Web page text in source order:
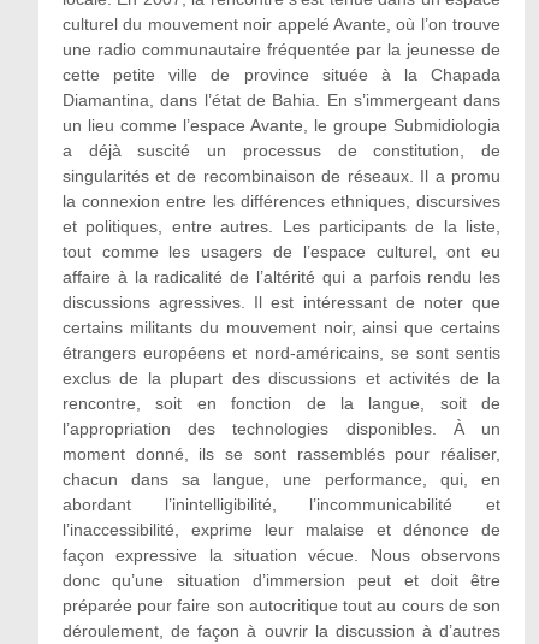
culturel du mouvement noir appelé Avante, où l’on trouve
une radio communautaire fréquentée par la jeunesse de
cette petite ville de province située à la Chapada
Diamantina, dans l’état de Bahia. En s’immergeant dans
un lieu comme l’espace Avante, le groupe Submidiologia
a déjà suscité un processus de constitution, de
singularités et de recombinaison de réseaux. Il a promu
la connexion entre les différences ethniques, discursives
et politiques, entre autres. Les participants de la liste,
tout comme les usagers de l’espace culturel, ont eu
affaire à la radicalité de l’altérité qui a parfois rendu les
discussions agressives. Il est intéressant de noter que
certains militants du mouvement noir, ainsi que certains
étrangers européens et nord-américains, se sont sentis
exclus de la plupart des discussions et activités de la
rencontre, soit en fonction de la langue, soit de
l’appropriation des technologies disponibles. À un
moment donné, ils se sont rassemblés pour réaliser,
chacun dans sa langue, une performance, qui, en
abordant l’inintelligibilité, l’incommunicabilité et
l’inaccessibilité, exprime leur malaise et dénonce de
façon expressive la situation vécue. Nous observons
donc qu’une situation d’immersion peut et doit être
préparée pour faire son autocritique tout au cours de son
déroulement, de façon à ouvrir la discussion à d’autres